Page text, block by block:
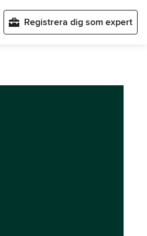
Registrera dig som expert